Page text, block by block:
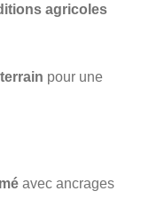
agricoles
pour une
avec ancrages